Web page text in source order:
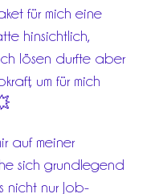
für mich eine
hinsichtlich,
lösen durfte aber
um für mich
auf meiner
sich grundlegend
nicht nur Job-